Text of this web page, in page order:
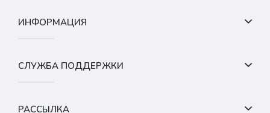
ИНФОРМАЦИЯ
СЛУЖБА ПОДДЕРЖКИ
РАССЫЛКА